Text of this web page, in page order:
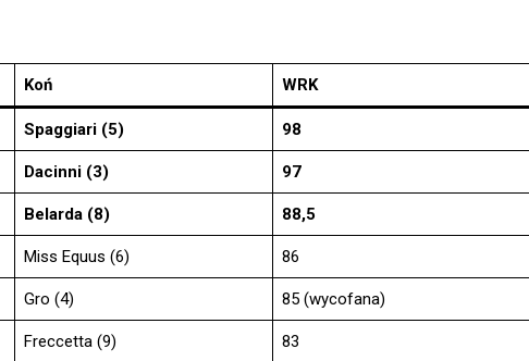
Koń WRK
Spaggiari (5) 98
Dacinni (3) 97
Belarda (8) 88,5
Miss Equus (6) 86
Gro (4) 85 (wycofana)
Freccetta (9) 83